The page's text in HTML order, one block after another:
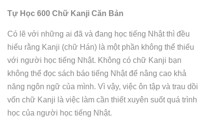
Tự Học 600 Chữ Kanji Căn Bản
Có lẽ với những ai đã và đang học tiếng Nhật thì đều
hiểu rằng Kanji (chữ Hán) là một phần không thể thiếu
với người học tiếng Nhật. Không có chữ Kanji bạn
không thể đọc sách báo tiếng Nhật để nâng cao khả
năng ngôn ngữ của mình. Vì vậy, việc ôn tập và trau dồi
vốn chữ Kanji là việc làm cần thiết xuyên suốt quá trình
học của người học tiếng Nhật.